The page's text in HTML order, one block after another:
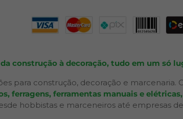
da construção à decoração, tudo em um só
para construção, decoração e
ferragens, ferramentas manuais e
hobbistas e marceneiros até empresas